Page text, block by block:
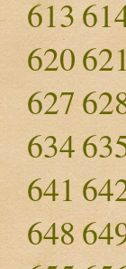
613
620
627
634
641
648